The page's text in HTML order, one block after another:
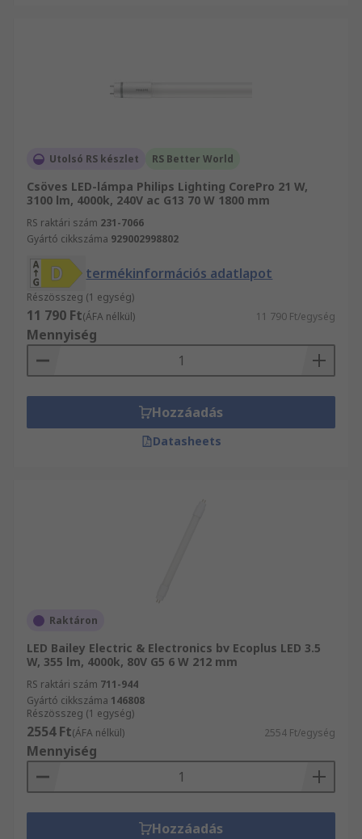
Utolsó RS készlet RS Better World
Csöves LED-lámpa Philips Lighting CorePro 21 W,
3100 lm, 4000k, 240V ac G13 70 W 1800 mm
RS raktári szám 231-7066
Gyártó cikkszáma 929002998802
termékinformációs adatlapot
Részösszeg (1 egység)
11 790 Ft(ÁFA nélkül) 11 790 Ft/egység
Mennyiség
Hozzáadás
Datasheets
Raktáron
LED Bailey Electric & Electronics bv Ecoplus LED 3.5
W, 355 lm, 4000k, 80V G5 6 W 212 mm
RS raktári szám 711-944
Gyártó cikkszáma 146808
Részösszeg (1 egység)
2554 Ft(ÁFA nélkül) 2554 Ft/egység
Mennyiség
Hozzáadás